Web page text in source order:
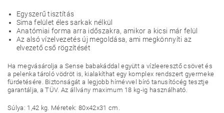
Egyszerű tisztítás
Sima felület éles sarkak nélkül
Anatómiai forma arra időszakra, amikor a kicsi már felül
Az alsó vízelvezetés új megoldása, ami megkönnyíti az
elvezető cső rögzítését
Ha megvásárolja a Sense babakáddal együtt a vízleeresztő csövet és
a pelenka tároló vödröt is, kialakíthat egy komplex rendszert gyermeke
fürdetésére. Biztonságát a legjobb hírnévvel bíró tanusítócég tesztje
garantálja, a TÜV. Az állvány maximum 18 kg-ig használható.
Súlya: 1,42 kg. Méretek: 80x42x31 cm.